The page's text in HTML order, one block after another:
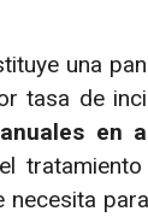
una
tasa de
en